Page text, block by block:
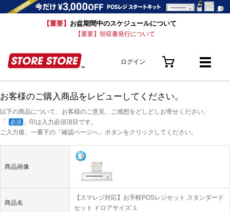
【重要】 お盆期間中のスケジュールについて
【重要】領収書発行について
ログイン
お客様のご購入商品をレビューしてください。
以下の商品について、お客様のご意見、ご感想をどしどしお寄せください。
「
必須 」印は入力必須項目です。
ご入力後、一番下の「確認ページへ」ボタンをクリックしてください。
商品画像
商品名
【スマレジ対応】お手軽POSレジセット スタンダード
セット ドロアサイズ: L